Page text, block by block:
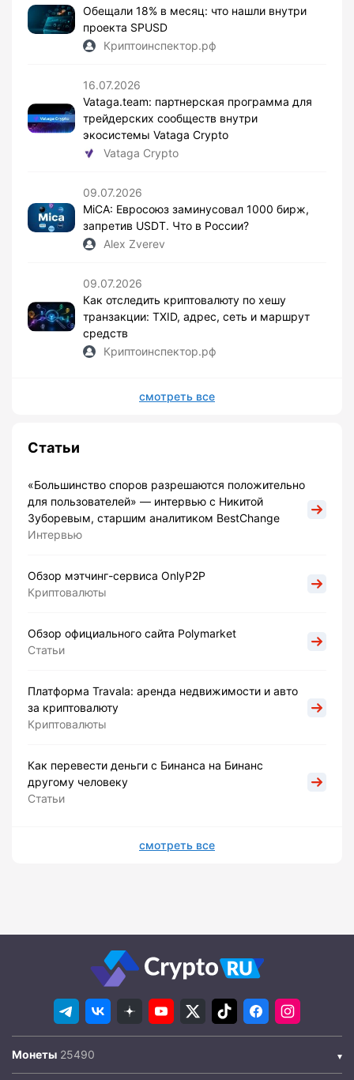
Обещали 18% в месяц: что нашли внутри
проекта SPUSD
Криптоинспектор.рф
16.07.2026
Vataga.team: партнерская программа для
трейдерских сообществ внутри
экосистемы Vataga Crypto
Vataga Crypto
09.07.2026
MiCA: Евросоюз заминусовал 1000 бирж,
запретив USDT. Что в России?
Alex Zverev
09.07.2026
Как отследить криптовалюту по хешу
транзакции: TXID, адрес, сеть и маршрут
средств
Криптоинспектор.рф
смотреть все
Статьи
«Большинство споров разрешаются положительно
для пользователей» — интервью с Никитой
Зуборевым, старшим аналитиком BestChange
Интервью
Обзор мэтчинг-сервиса OnlyP2P
Криптовалюты
Обзор официального сайта Polymarket
Статьи
Платформа Travala: аренда недвижимости и авто
за криптовалюту
Криптовалюты
Как перевести деньги с Бинанса на Бинанс
другому человеку
Статьи
смотреть все
Монеты